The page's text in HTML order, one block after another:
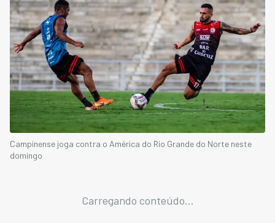
Campinense joga contra o América do Rio Grande do Norte neste
domingo
Carregando conteúdo...